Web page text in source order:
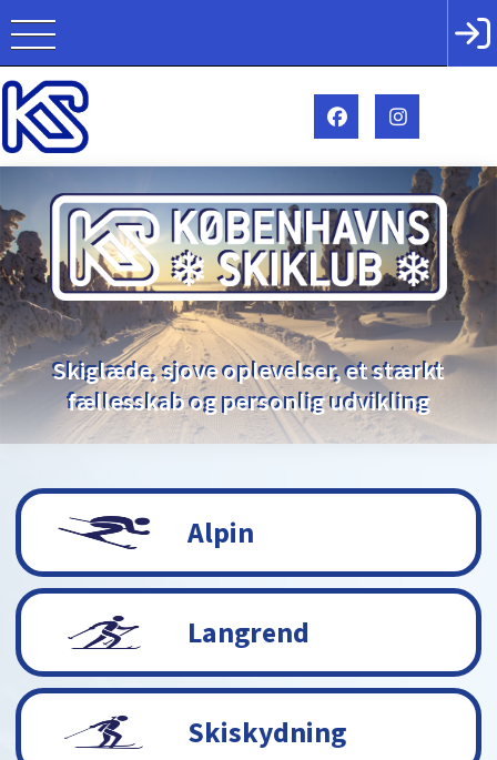
Skiglæde, sjove oplevelser, et stærkt
fællesskab og personlig udvikling
Alpin
Langrend
Skiskydning